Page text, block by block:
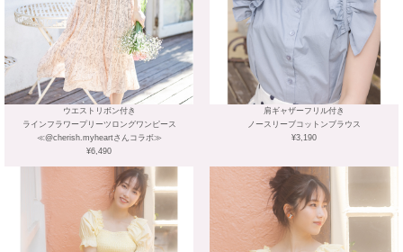
ウエストリボン付き
ラインフラワープリーツロングワンピース
≪@cherish.myheartさんコラボ≫
¥6,490
肩ギャザーフリル付き
ノースリーブコットンブラウス
¥3,190